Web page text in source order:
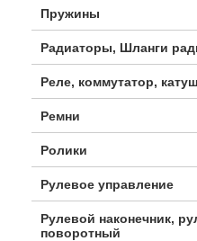
Пружины
Радиаторы, Шланги
Реле, коммутатор,
Ремни
Ролики
Рулевое управление
Рулевой наконечник,
поворотный